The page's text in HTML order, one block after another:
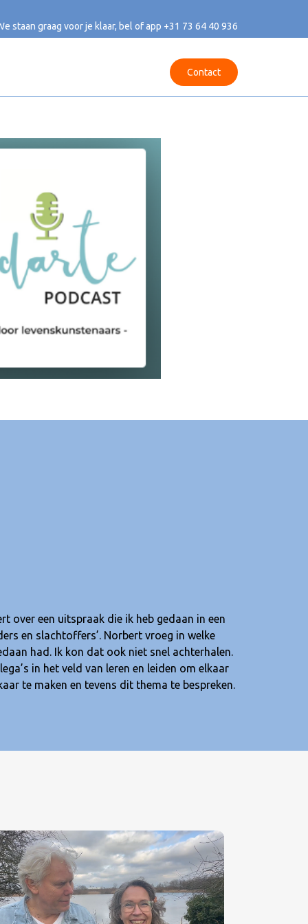
staan graag voor je klaar, bel of app +31 73 64 40 936
Contact
over een uitspraak die ik heb gedaan in een
en slachtoffers’. Norbert vroeg in welke
had. Ik kon dat ook niet snel achterhalen.
in het veld van leren en leiden om elkaar
te maken en tevens dit thema te bespreken.